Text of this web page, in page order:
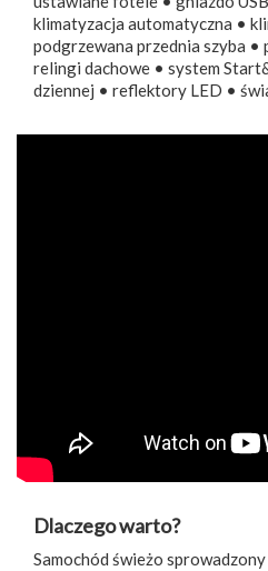
klimatyzacja automatyczna •
podgrzewana przednia szyba •
relingi dachowe • system
dziennej • reflektory LED •
Dlaczego warto?
Samochód świeżo